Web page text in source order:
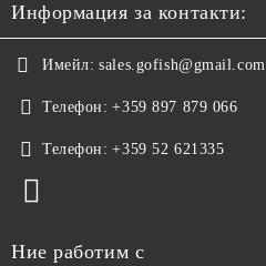
Информация за контакти:
Имейл: sales.gofish@gmail.com
Телефон: +359 897 879 066
Телефон: +359 52 621335
Ние работим с